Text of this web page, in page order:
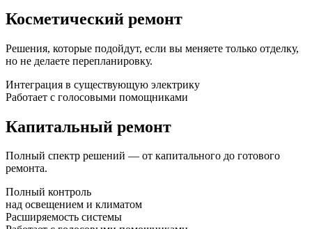
Косметический ремонт
Решения, которые подойдут, если вы меняете только отделку,
но не делаете перепланировку.
Интеграция в существующую электрику
Работает с голосовыми помощниками
Капитальный ремонт
Полный спектр решений — от капитального до готового
ремонта.
Полный контроль
над освещением и климатом
Расширяемость системы